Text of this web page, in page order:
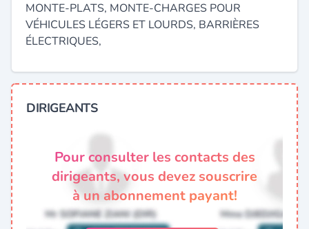
MONTE-PLATS, MONTE-CHARGES POUR
VÉHICULES LÉGERS ET LOURDS, BARRIÈRES
ÉLECTRIQUES,
DIRIGEANTS
Pour consulter les contacts des
dirigeants, vous devez souscrire
à un abonnement payant!